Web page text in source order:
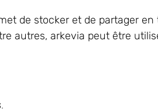
de stocker et de partager
autres, arkevia peut être